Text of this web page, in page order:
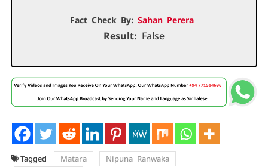
Fact Check By: Sahan Perera
Result: False
Tagged Matara
Nipuna Ranwaka